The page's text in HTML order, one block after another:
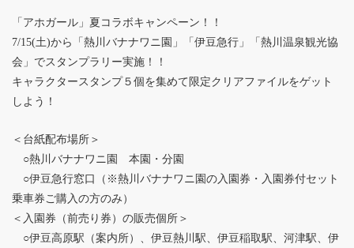
「アホガール」夏コラボキャンペーン！！
7/15(土)から「熱川バナナワニ園」「伊豆急行」「熱川温泉観光協
会」でスタンプラリー実施！！
キャラクタースタンプ５個を集めて限定クリアファイルをゲット
しよう！
＜台紙配布場所＞
○熱川バナナワニ園 本園・分園
○伊豆急行窓口（※熱川バナナワニ園の入園券・入園券付セット
乗車券ご購入の方のみ）
＜入園券（前売り券）の販売個所＞
○伊豆高原駅（案内所）、伊豆熱川駅、伊豆稲取駅、河津駅、伊